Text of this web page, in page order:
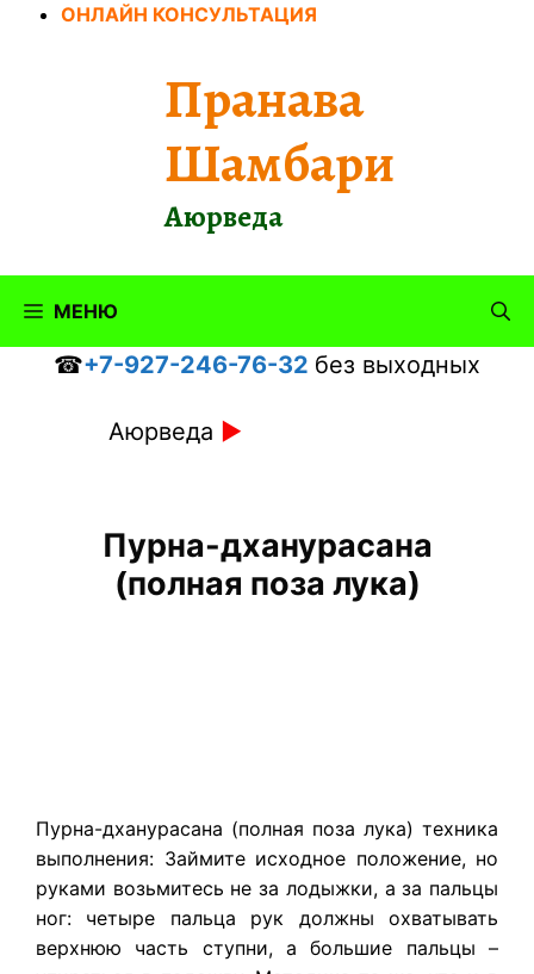
ПерейтиОНЛАЙН КОНСУЛЬТАЦИЯ
Пранава
Шамбари
Аюрведа
МЕНЮ
☎+7-927-246-76-32 без выходных
Аюрведа ►
Пурна-дханурасана
(полная поза лука)
Пурна-дханурасана (полная поза лука) техника
выполнения: Займите исходное положение, но
руками возьмитесь не за лодыжки, а за пальцы
ног: четыре пальца рук должны охватывать
верхнюю часть ступни, а большие пальцы –